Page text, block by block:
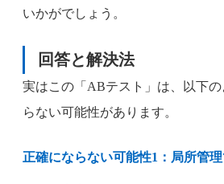
いかがでしょう。
回答と解決法
実はこの「ABテスト」は、以下
らない可能性があります。
正確にならない可能性1：局所管